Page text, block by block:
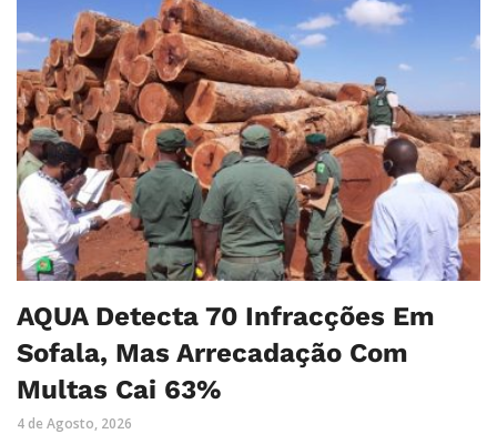
AQUA Detecta 70 Infracções Em
Sofala, Mas Arrecadação Com
Multas Cai 63%
4 de Agosto, 2026